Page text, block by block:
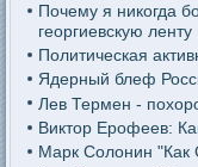
Почему я никогда
георгиевскую ленту
Политическая
Ядерный блеф
Лев Термен -
Виктор Ерофеев:
Марк Солонин "Как